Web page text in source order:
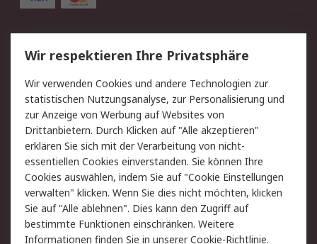
Service
Value Added Services
Lieferlösungen
Rücksendung/Entsorgung Kontakt
Hilfe
Rechtliches
RS Verkaufs- und
Lieferbedingungen
Datenschutz
Cookie-Richtlinie
Zahlungsbedingungen
Impressum
Webseite Konditionen
Wir respektieren Ihre Privatsphäre
Wir verwenden Cookies und andere Technologien zur
statistischen Nutzungsanalyse, zur Personalisierung und
zur Anzeige von Werbung auf Websites von
Drittanbietern. Durch Klicken auf "Alle akzeptieren"
erklären Sie sich mit der Verarbeitung von nicht-
essentiellen Cookies einverstanden. Sie können Ihre
Cookies auswählen, indem Sie auf "Cookie Einstellungen
verwalten" klicken. Wenn Sie dies nicht möchten, klicken
Sie auf "Alle ablehnen". Dies kann den Zugriff auf
bestimmte Funktionen einschränken. Weitere
Informationen finden Sie in unsererCookie-Richtlinie.